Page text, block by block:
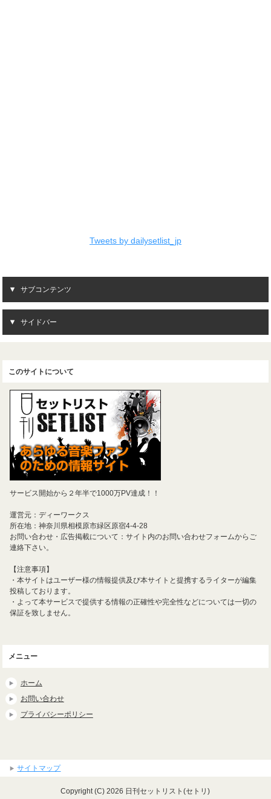
Tweets by dailysetlist_jp
サブコンテンツ
サイドバー
このサイトについて
サービス開始から２年半で1000万PV達成！！
運営元：ディーワークス
所在地：神奈川県相模原市緑区原宿4-4-28
お問い合わせ・広告掲載について：サイト内のお問い合わせフォームからご
連絡下さい。
【注意事項】
・本サイトはユーザー様の情報提供及び本サイトと提携するライターが編集
投稿しております。
・よって本サービスで提供する情報の正確性や完全性などについては一切の
保証を致しません。
メニュー
ホーム
お問い合わせ
プライバシーポリシー
サイトマップ
Copyright (C) 2026 日刊セットリスト(セトリ)